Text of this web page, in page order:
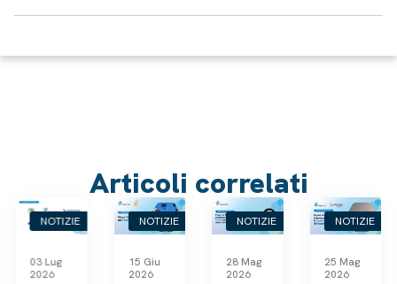
Articoli correlati
NOTIZIE
03 Lug
2026
NOTIZIE
15 Giu
2026
NOTIZIE
28 Mag
2026
NOTIZIE
25 Mag
2026